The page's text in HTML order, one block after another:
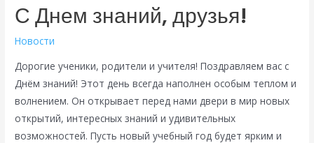
С Днем знаний, друзья!
Новости
Дорогие ученики, родители и учителя! Поздравляем вас с
Днём знаний! Этот день всегда наполнен особым теплом и
волнением. Он открывает перед нами двери в мир новых
открытий, интересных знаний и удивительных
возможностей. Пусть новый учебный год будет ярким и